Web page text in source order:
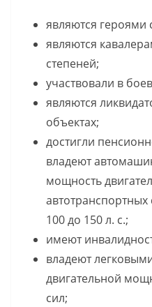
являются героями
являются
степеней;
участвовали в
являются
объектах;
достигли
владеют
мощность
автотранспортных
100 до 150 л. с.;
имеют
владеют
двигательной
сил;